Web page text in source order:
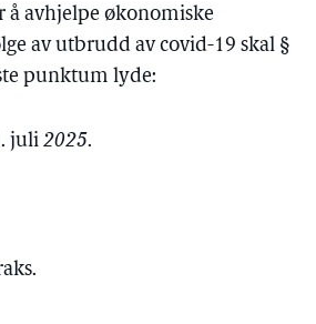
å avhjelpe økonomiske
av utbrudd av covid-19 skal §
punktum lyde:
juli 2025.